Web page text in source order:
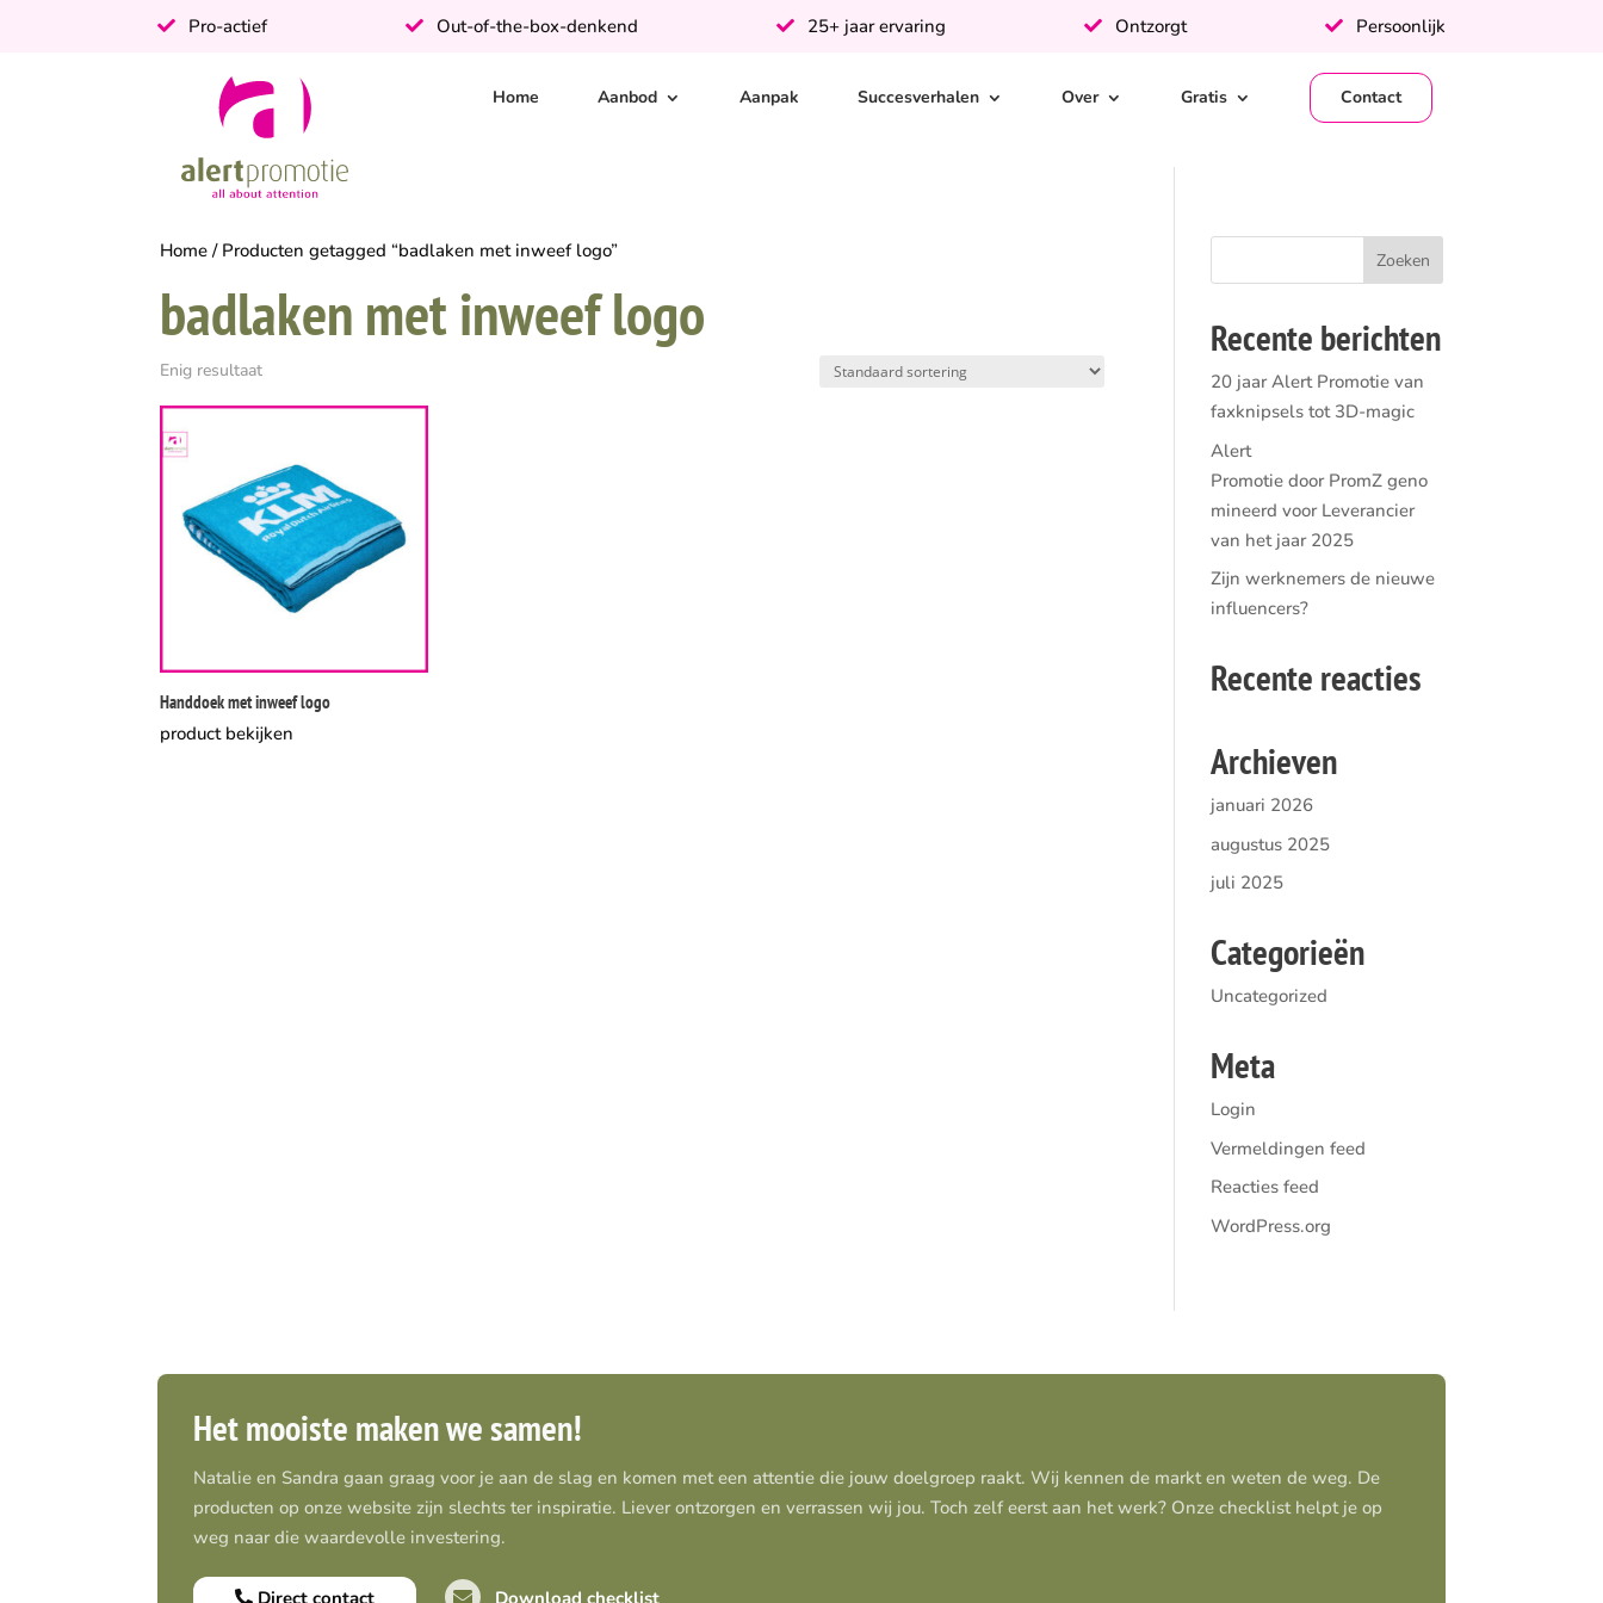
Pro-actief Out-of-the-box-denkend 25+ jaar ervaring Ontzorgt Persoonlijk
Home Aanbod Aanpak Succesverhalen Over Gratis Contact
Home / Producten getagged “badlaken met inweef logo”
badlaken met inweef logo
Enig resultaat
Handdoek met inweef logo
product bekijken
Recente berichten
20 jaar Alert Promotie van
faxknipsels tot 3D-magic
Alert
Promotie door PromZ geno
mineerd voor Leverancier
van het jaar 2025
Zijn werknemers de nieuwe
influencers?
Recente reacties
Archieven
januari 2026
augustus 2025
juli 2025
Categorieën
Uncategorized
Meta
Login
Vermeldingen feed
Reacties feed
WordPress.org
Het mooiste maken we samen!
Natalie en Sandra gaan graag voor je aan de slag en komen met een attentie die jouw doelgroep raakt. Wij kennen de markt en weten de weg. De
producten op onze website zijn slechts ter inspiratie. Liever ontzorgen en verrassen wij jou. Toch zelf eerst aan het werk? Onze checklist helpt je op
weg naar die waardevolle investering.